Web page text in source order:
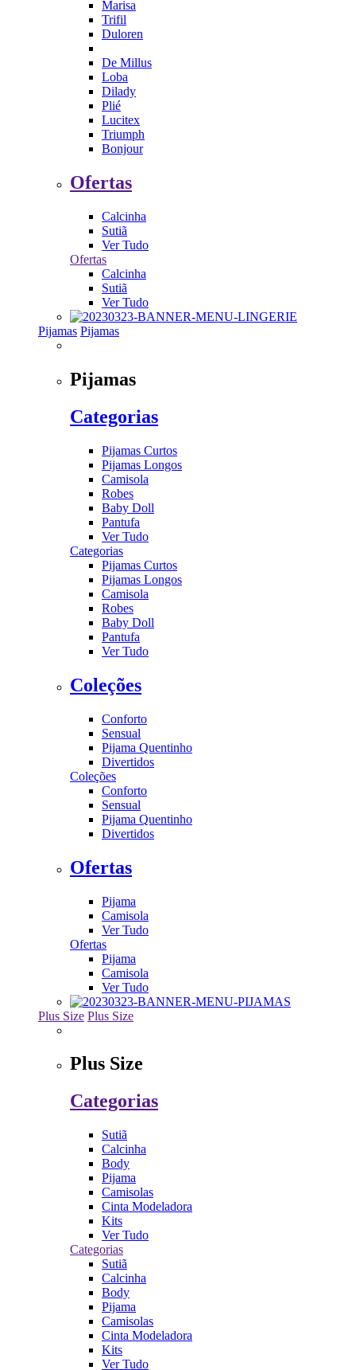
Marisa
Trifil
Duloren
De Millus
Loba
Dilady
Plié
Lucitex
Triumph
Bonjour
Ofertas
Calcinha
Sutiã
Ver Tudo
Ofertas
Calcinha
Sutiã
Ver Tudo
Pijamas Pijamas
Pijamas
Categorias
Pijamas Curtos
Pijamas Longos
Camisola
Robes
Baby Doll
Pantufa
Ver Tudo
Categorias
Pijamas Curtos
Pijamas Longos
Camisola
Robes
Baby Doll
Pantufa
Ver Tudo
Coleções
Conforto
Sensual
Pijama Quentinho
Divertidos
Coleções
Conforto
Sensual
Pijama Quentinho
Divertidos
Ofertas
Pijama
Camisola
Ver Tudo
Ofertas
Pijama
Camisola
Ver Tudo
Plus Size Plus Size
Plus Size
Categorias
Sutiã
Calcinha
Body
Pijama
Camisolas
Cinta Modeladora
Kits
Ver Tudo
Categorias
Sutiã
Calcinha
Body
Pijama
Camisolas
Cinta Modeladora
Kits
Ver Tudo